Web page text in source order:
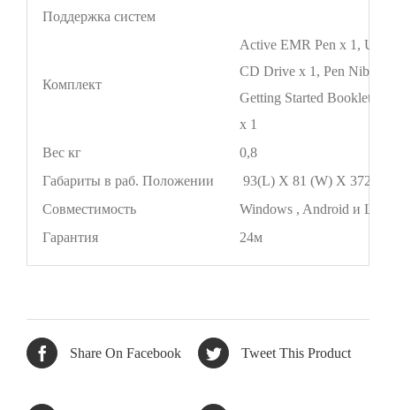
Поддержка систем
Комплект
Active EMR Pen x 1, USB
CD Drive x 1, Pen Nib x
Getting Started Booklet x
x 1
Вес кг
0,8
Габариты в раб. Положении
93(L) X 81 (W) X 372 (H)
Совместимость
Windows , Android и
Гарантия
24м
Share On Facebook Tweet This Product